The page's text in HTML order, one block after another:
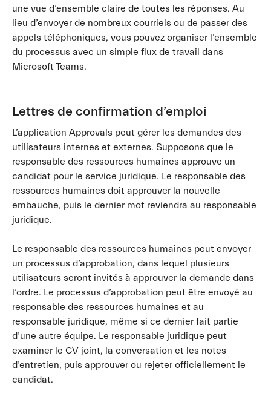
une vue d’ensemble claire de toutes les réponses. Au
lieu d’envoyer de nombreux courriels ou de passer des
appels téléphoniques, vous pouvez organiser l’ensemble
du processus avec un simple flux de travail dans
Microsoft Teams.
Lettres de confirmation d’emploi
L’application Approvals peut gérer les demandes des
utilisateurs internes et externes. Supposons que le
responsable des ressources humaines approuve un
candidat pour le service juridique. Le responsable des
ressources humaines doit approuver la nouvelle
embauche, puis le dernier mot reviendra au responsable
juridique.
Le responsable des ressources humaines peut envoyer
un processus d’approbation, dans lequel plusieurs
utilisateurs seront invités à approuver la demande dans
l’ordre. Le processus d’approbation peut être envoyé au
responsable des ressources humaines et au
responsable juridique, même si ce dernier fait partie
d’une autre équipe. Le responsable juridique peut
examiner le CV joint, la conversation et les notes
d’entretien, puis approuver ou rejeter officiellement le
candidat.